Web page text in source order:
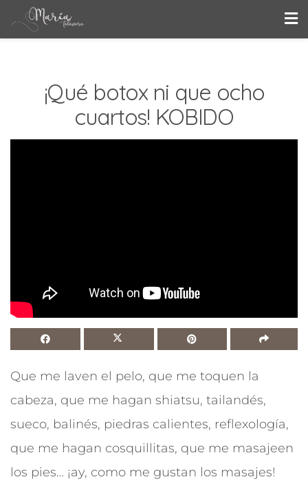
¡Qué botox ni que ocho
cuartos! KOBIDO
Que me laven el pelo, que me toquen la
cabeza, que me hagan shiatsu, tailandés,
sueco, balinés, piedras calientes, reflexología,
que me hagan cosquillitas, que me masajeen
los pies… ¡ay, como me gustan los masajes!